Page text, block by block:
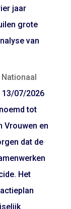
jaar
grote
van
13/07/2026
tot
Vrouwen en
dat de
Het